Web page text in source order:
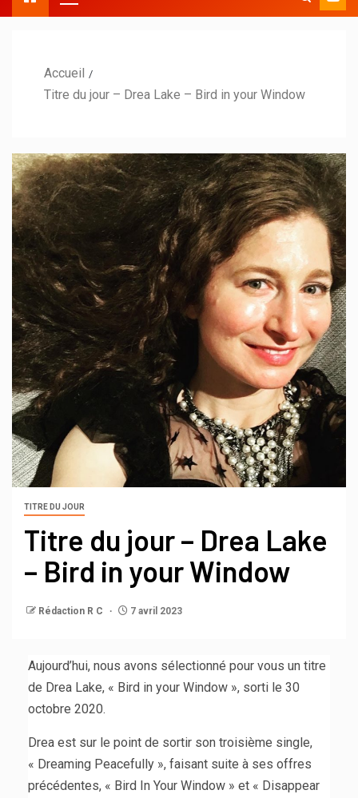
Accueil
Titre du jour – Drea Lake – Bird in your Window
TITRE DU JOUR
Titre du jour – Drea Lake
– Bird in your Window
Rédaction R C 7 avril 2023
Aujourd’hui, nous avons sélectionné pour vous un titre
de Drea Lake, « Bird in your Window », sorti le 30
octobre 2020.
Drea est sur le point de sortir son troisième single,
« Dreaming Peacefully », faisant suite à ses offres
précédentes, « Bird In Your Window » et « Disappear